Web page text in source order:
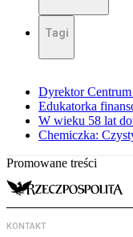
Tagi
Dyrektor Centrum
Edukatorka
W wieku 58 lat
Chemiczka:
Promowane treści
KONTAKT